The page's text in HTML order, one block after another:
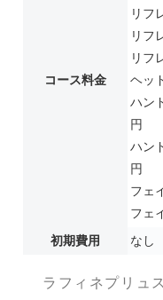
コース料金
リフ
リフ
リフ
ヘッ
ハン
円
ハン
円
フェ
フェ
初期費用
なし
ラフィネプリュ